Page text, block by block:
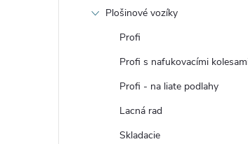
Plošinové vozíky
Profi
Profi s nafukovacími
Profi - na liate podlahy
Lacná rad
Skladacie